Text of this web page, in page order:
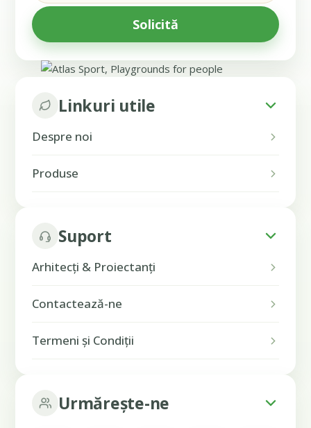
Linkuri utile
Despre noi
Produse
Suport
Arhitecți & Proiectanți
Contactează-ne
Termeni și Condiții
Urmărește-ne